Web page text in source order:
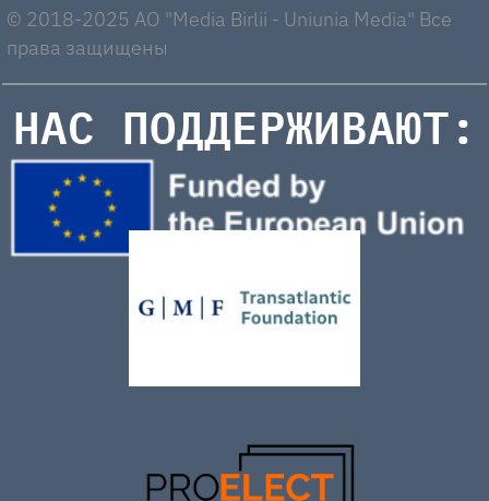
© 2018-2025 AO "Media Birlii - Uniunia Media" Все
права защищены
НАС ПОДДЕРЖИВАЮТ: